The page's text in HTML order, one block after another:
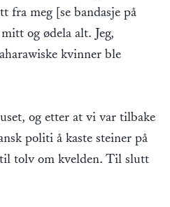
fra meg [se bandasje på
og ødela alt. Jeg,
kvinner ble
og etter at vi var tilbake
politi å kaste steiner på
tolv om kvelden. Til slutt